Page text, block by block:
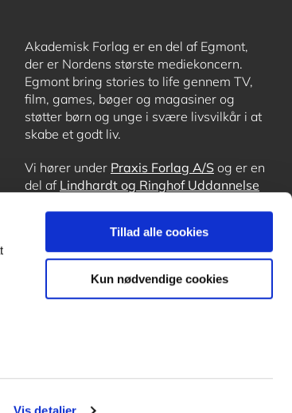
Vis detaljer
Tillad alle cookies
Kun nødvendige cookies
Akademisk Forlag er en del af Egmont,
der er Nordens største mediekoncern.
Egmont bring stories to life gennem TV,
film, games, bøger og magasiner og
støtter børn og unge i svære livsvilkår i at
skabe et godt liv.
Vi hører under Praxis Forlag A/S og er en
del af Lindhardt og Ringhof Uddannelse
OrdblindetræningogForstå.dk.